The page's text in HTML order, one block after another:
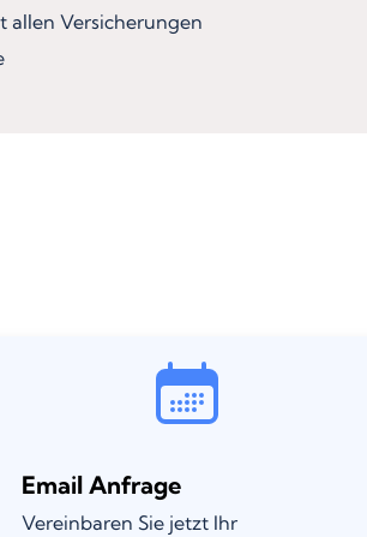
allen Versicherungen
Email Anfrage
Vereinbaren Sie jetzt Ihr